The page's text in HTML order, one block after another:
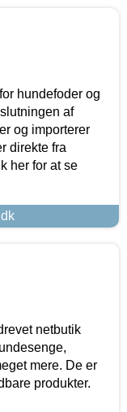
hundefoder og
af
og importerer
direkte fra
her for at se
netbutik
mere. De er
produkter.